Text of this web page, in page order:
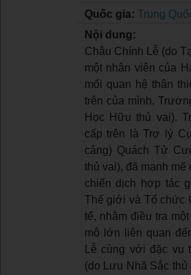
Quốc gia: Trung
Nội dung:
Châu Chính Lễ (do
một nhân viên của
mối quan hệ thân
trên của mình,
Học Hữu thủ vai).
cấp trên là Trợ lý
cảng) Quách Tử
thủ vai), đã mạnh mẽ
chiến dịch hợp tác
Thế giới và Tổ chức
tế, nhằm điều tra
mô lớn liên quan
Lễ cùng với đặc vụ
(do Lưu Nhã Sắc thủ